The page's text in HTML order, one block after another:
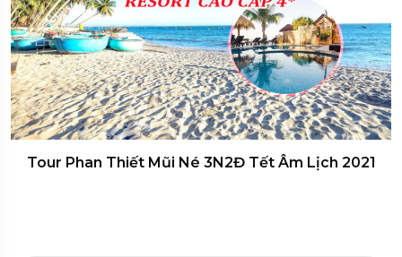
Tour Phan Thiết Mũi Né 3N2Đ Tết Âm Lịch 2021